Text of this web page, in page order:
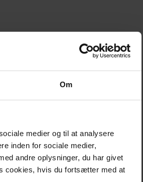
Om
medier og til at analysere
inden for sociale medier,
andre oplysninger, du har givet
cookies, hvis du fortsætter med at